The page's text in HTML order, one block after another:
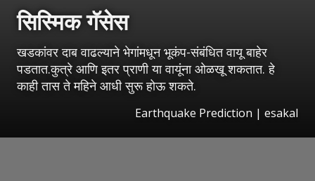
सिस्मिक गॅसेस
खडकांवर दाब वाढल्याने भेगांमधून भूकंप-संबंधित वायू बाहेर
पडतात.कुत्रे आणि इतर प्राणी या वायूंना ओळखू शकतात. हे
काही तास ते महिने आधी सुरू होऊ शकते.
Earthquake Prediction | esakal